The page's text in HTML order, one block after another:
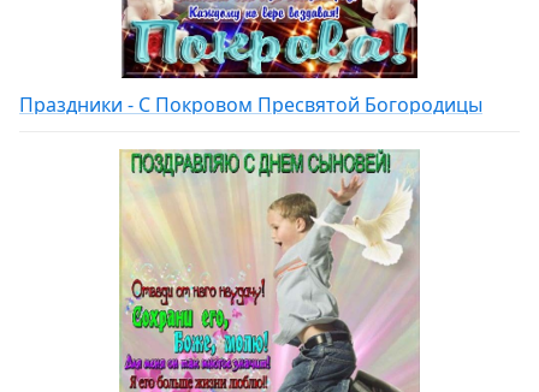
Праздники - С Покровом Пресвятой Богородицы